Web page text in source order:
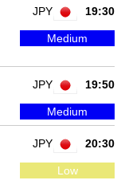
19:30
JPY
Medium
19:50
JPY
Medium
20:30
JPY
Low